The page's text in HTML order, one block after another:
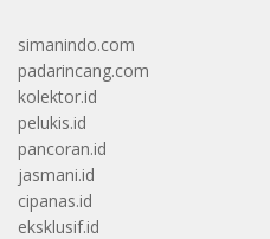
simanindo.com
padarincang.com
kolektor.id
pelukis.id
pancoran.id
jasmani.id
cipanas.id
eksklusif.id